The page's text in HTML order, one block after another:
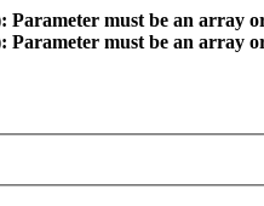
Parameter must be an array
Parameter must be an array